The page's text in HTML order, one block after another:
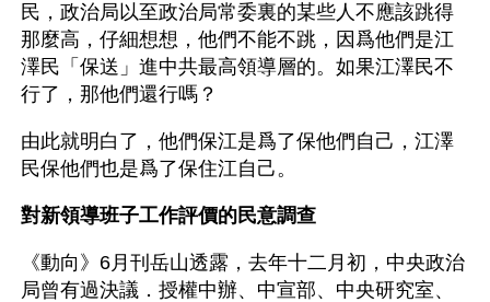
民，政治局以至政治局常委裏的某些人不應該跳得
那麼高，仔細想想，他們不能不跳，因爲他們是江
澤民「保送」進中共最高領導層的。如果江澤民不
行了，那他們還行嗎？
由此就明白了，他們保江是爲了保他們自己，江澤
民保他們也是爲了保住江自己。
對新領導班子工作評價的民意調查
《動向》6月刊岳山透露，去年十二月初，中央政治
局曾有過決議．授權中辦、中宣部、中央研究室、